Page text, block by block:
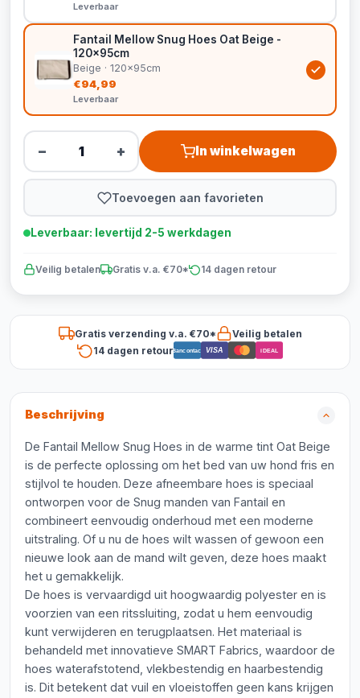
Leverbaar
Fantail Mellow Snug Hoes Oat Beige -
120x95cm
Beige · 120x95cm
€94,99
Leverbaar
− + In winkelwagen
Toevoegen aan favorieten
Leverbaar: levertijd 2-5 werkdagen
Veilig betalen Gratis v.a. €70* 14 dagen retour
Gratis verzending v.a. €70*
Veilig betalen
14 dagen retourBancontact VISA iDEAL
Beschrijving
De Fantail Mellow Snug Hoes in de warme tint Oat Beige
is de perfecte oplossing om het bed van uw hond fris en
stijlvol te houden. Deze afneembare hoes is speciaal
ontworpen voor de Snug manden van Fantail en
combineert eenvoudig onderhoud met een moderne
uitstraling. Of u nu de hoes wilt wassen of gewoon een
nieuwe look aan de mand wilt geven, deze hoes maakt
het u gemakkelijk.
De hoes is vervaardigd uit hoogwaardig polyester en is
voorzien van een ritssluiting, zodat u hem eenvoudig
kunt verwijderen en terugplaatsen. Het materiaal is
behandeld met innovatieve SMART Fabrics, waardoor de
hoes waterafstotend, vlekbestendig en haarbestendig
is. Dit betekent dat vuil en vloeistoffen geen kans krijgen